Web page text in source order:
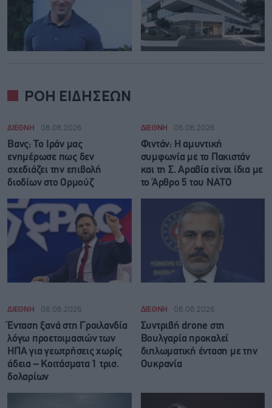
ΡΟΗ ΕΙΔΗΣΕΩΝ
ΔΙΕΘΝΗ 08.08.2026
Βανς: Το Ιράν μας
ενημέρωσε πως δεν
σχεδιάζει την επιβολή
διοδίων στο Ορμούζ
ΔΙΕΘΝΗ 08.08.2026
Φιντάν: Η αμυντική
συμφωνία με το Πακιστάν
και τη Σ. Αραβία είναι ίδια με
τo Άρθρο 5 του ΝΑΤΟ
ΔΙΕΘΝΗ 08.08.2026
Ένταση ξανά στη Γροιλανδία
λόγω προετοιμασιών των
ΗΠΑ για γεωτρήσεις χωρίς
άδεια – Κοιτάσματα 1 τρισ.
δολαρίων
ΔΙΕΘΝΗ 08.08.2026
Συντριβή drone στη
Βουλγαρία προκαλεί
διπλωματική ένταση με την
Ουκρανία